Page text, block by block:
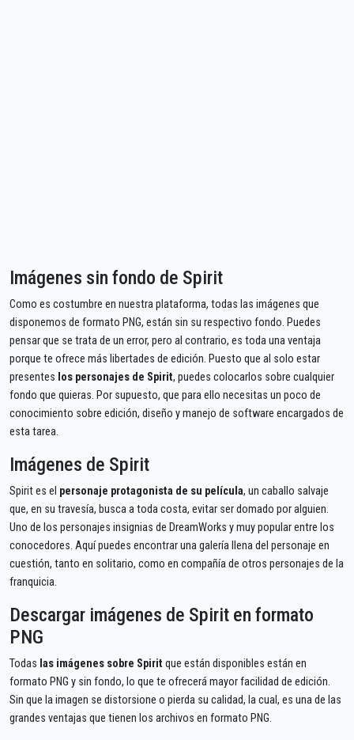
Imágenes sin fondo de Spirit
Como es costumbre en nuestra plataforma, todas las imágenes que
disponemos de formato PNG, están sin su respectivo fondo. Puedes
pensar que se trata de un error, pero al contrario, es toda una ventaja
porque te ofrece más libertades de edición. Puesto que al solo estar
presentes los personajes de Spirit, puedes colocarlos sobre cualquier
fondo que quieras. Por supuesto, que para ello necesitas un poco de
conocimiento sobre edición, diseño y manejo de software encargados de
esta tarea.
Imágenes de Spirit
Spirit es el personaje protagonista de su película, un caballo salvaje
que, en su travesía, busca a toda costa, evitar ser domado por alguien.
Uno de los personajes insignias de DreamWorks y muy popular entre los
conocedores. Aquí puedes encontrar una galería llena del personaje en
cuestión, tanto en solitario, como en compañía de otros personajes de la
franquicia.
Descargar imágenes de Spirit en formato
PNG
Todas las imágenes sobre Spirit que están disponibles están en
formato PNG y sin fondo, lo que te ofrecerá mayor facilidad de edición.
Sin que la imagen se distorsione o pierda su calidad, la cual, es una de las
grandes ventajas que tienen los archivos en formato PNG.